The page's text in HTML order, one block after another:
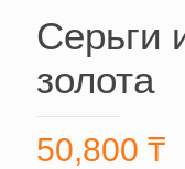
Серьги
золота
50,800 ₸